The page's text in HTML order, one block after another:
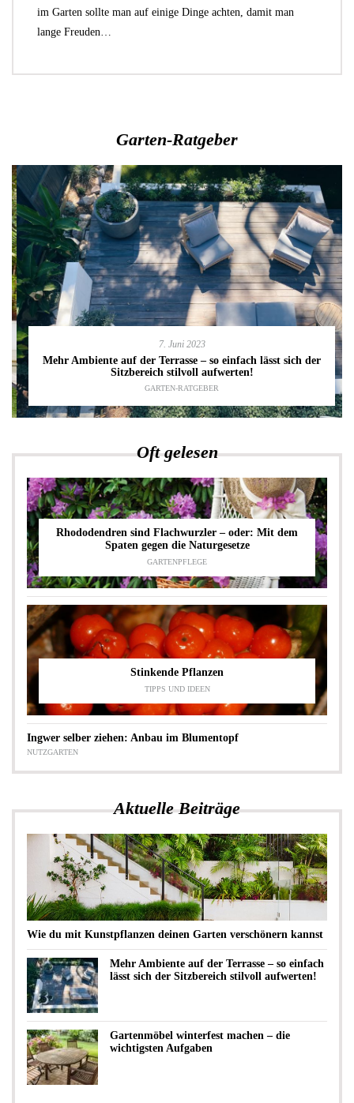
im Garten sollte man auf einige Dinge achten, damit man
lange Freuden…
Garten-Ratgeber
7. Juni 2023
Mehr Ambiente auf der Terrasse – so einfach lässt sich der
Sitzbereich stilvoll aufwerten!
GARTEN-RATGEBER
Oft gelesen
Rhododendren sind Flachwurzler – oder: Mit dem
Spaten gegen die Naturgesetze
GARTENPFLEGE
Stinkende Pflanzen
TIPPS UND IDEEN
Ingwer selber ziehen: Anbau im Blumentopf
NUTZGARTEN
Aktuelle Beiträge
Wie du mit Kunstpflanzen deinen Garten verschönern kannst
Mehr Ambiente auf der Terrasse – so einfach
lässt sich der Sitzbereich stilvoll aufwerten!
Gartenmöbel winterfest machen – die
wichtigsten Aufgaben